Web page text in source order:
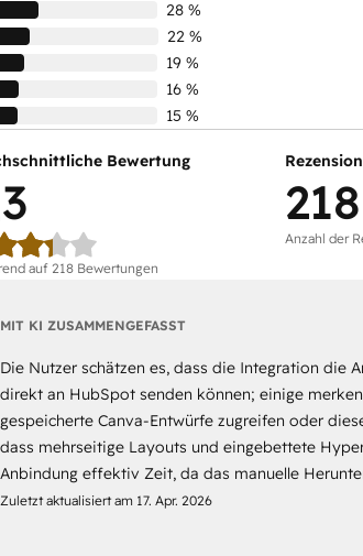
28 %
22 %
19 %
16 %
15 %
Bewertung
auf 218 Bewertungen
218
Anzahl der
MIT KI ZUSAMMENGEFASST
Die Nutzer schätzen es, dass die Integration die
direkt an HubSpot senden können; einige
gespeicherte Canva-Entwürfe zugreifen oder
dass mehrseitige Layouts und eingebettete
Anbindung effektiv Zeit, da das manuelle
Zuletzt aktualisiert am 17. Apr. 2026